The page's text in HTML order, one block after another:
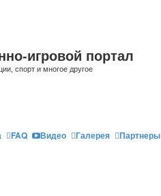
игровой портал
спорт и многое другое
FAQ Видео Галерея Партнеры